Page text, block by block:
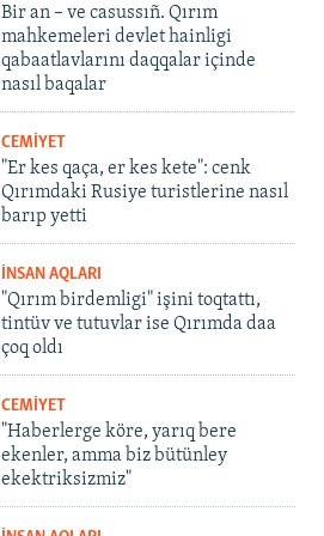
Bir an – ve casussıñ. Qırım
mahkemeleri devlet hainligi
qabaatlavlarını daqqalar içinde
nasıl baqalar
CEMİYET
"Er kes qaça, er kes kete": cenk
Qırımdaki Rusiye turistlerine nasıl
barıp yetti
İNSAN AQLARI
"Qırım birdemligi" işini toqtattı,
tintüv ve tutuvlar ise Qırımda daa
çoq oldı
CEMİYET
"Haberlerge köre, yarıq bere
ekenler, amma biz bütünley
ekektriksizmiz"